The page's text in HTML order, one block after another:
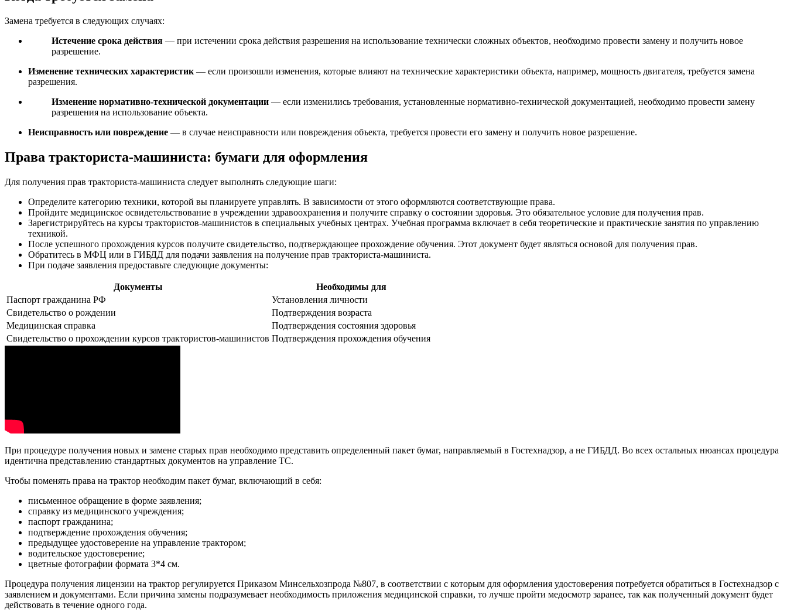
Замена требуется в следующих случаях:
Истечение срока действия — при истечении срока действия разрешения на использование технически сложных объектов, необходимо провести замену и получить новое
разрешение.
Изменение технических характеристик — если произошли изменения, которые влияют на технические характеристики объекта, например, мощность двигателя, требуется замена
разрешения.
Изменение нормативно-технической документации — если изменились требования, установленные нормативно-технической документацией, необходимо провести замену
разрешения на использование объекта.
Неисправность или повреждение — в случае неисправности или повреждения объекта, требуется провести его замену и получить новое разрешение.
Права тракториста-машиниста: бумаги для оформления
Для получения прав тракториста-машиниста следует выполнять следующие шаги:
Определите категорию техники, которой вы планируете управлять. В зависимости от этого оформляются соответствующие права.
Пройдите медицинское освидетельствование в учреждении здравоохранения и получите справку о состоянии здоровья. Это обязательное условие для получения прав.
Зарегистрируйтесь на курсы трактористов-машинистов в специальных учебных центрах. Учебная программа включает в себя теоретические и практические занятия по управлению
техникой.
После успешного прохождения курсов получите свидетельство, подтверждающее прохождение обучения. Этот документ будет являться основой для получения прав.
Обратитесь в МФЦ или в ГИБДД для подачи заявления на получение прав тракториста-машиниста.
При подаче заявления предоставьте следующие документы:
Документы
Необходимы для
Паспорт гражданина РФ
Установления личности
Свидетельство о рождении
Подтверждения возраста
Медицинская справка
Подтверждения состояния здоровья
Свидетельство о прохождении курсов трактористов-машинистов Подтверждения прохождения обучения
При процедуре получения новых и замене старых прав необходимо представить определенный пакет бумаг, направляемый в Гостехнадзор, а не ГИБДД. Во всех остальных нюансах процедура
идентична представлению стандартных документов на управление ТС.
Чтобы поменять права на трактор необходим пакет бумаг, включающий в себя:
письменное обращение в форме заявления;
справку из медицинского учреждения;
паспорт гражданина;
подтверждение прохождения обучения;
предыдущее удостоверение на управление трактором;
водительское удостоверение;
цветные фотографии формата 3*4 см.
Процедура получения лицензии на трактор регулируется Приказом Минсельхозпрода №807, в соответствии с которым для оформления удостоверения потребуется обратиться в Гостехнадзор с
заявлением и документами. Если причина замены подразумевает необходимость приложения медицинской справки, то лучше пройти медосмотр заранее, так как полученный документ будет
действовать в течение одного года.